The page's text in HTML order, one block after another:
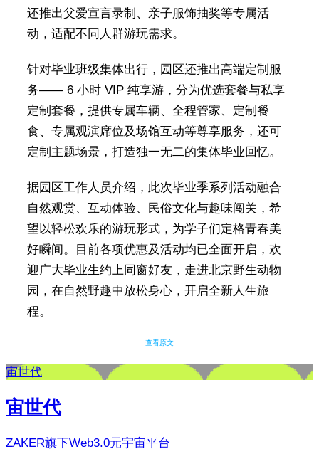
还推出父爱宣言录制、亲子服饰抽奖等专属活
动，适配不同人群游玩需求。
针对毕业班级集体出行，园区还推出高端定制服
务—— 6 小时 VIP 纯享游，分为优选套餐与私享
定制套餐，提供专属车辆、全程管家、定制餐
食、专属观演席位及场馆互动等尊享服务，还可
定制主题场景，打造独一无二的集体毕业回忆。
据园区工作人员介绍，此次毕业季系列活动融合
自然观赏、互动体验、民俗文化与趣味闯关，希
望以轻松欢乐的游玩形式，为学子们定格青春美
好瞬间。目前各项优惠及活动均已全面开启，欢
迎广大毕业生约上同窗好友，走进北京野生动物
园，在自然野趣中放松身心，开启全新人生旅
程。
查看原文
宙世代
宙世代
ZAKER旗下Web3.0元宇宙平台